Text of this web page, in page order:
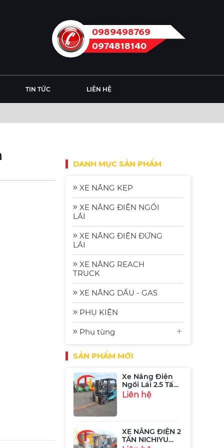
0989498769
0974818140
TIN TỨC LIÊN HỆ
DANH MỤC SẢN PHẨM
XE NÂNG KẸP
XE NÂNG ĐIỆN NGỒI
LÁI
XE NÂNG ĐIỆN ĐỨNG
LÁI
XE NÂNG REACH
TRUCK
XE NÂNG DẦU - GAS
PHỤ KIỆN
Phụ tùng
SẢN PHẨM MỚI
2.5 Tấn
Komat'su FE25-2
| Xe Nâng Nhập
Liên hệ
Bền Bỉ, Hiệu
Quả và Tiết
Kiệm Năng
Liên hệ
Ngồi Lái 2.5 Tấn
XE NÂNG ĐIỆN 2
TẤN NICHIYU
FB20P-75-300
Liên hệ
XE NÂNG ĐIỆN 1
TẤN TOYOTA